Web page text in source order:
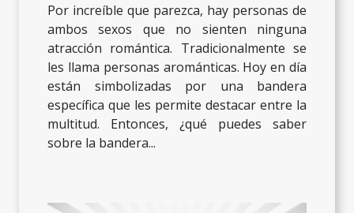
Por increíble que parezca, hay personas de
ambos sexos que no sienten ninguna
atracción romántica. Tradicionalmente se
les llama personas arománticas. Hoy en día
están simbolizadas por una bandera
específica que les permite destacar entre la
multitud. Entonces, ¿qué puedes saber
sobre la bandera...